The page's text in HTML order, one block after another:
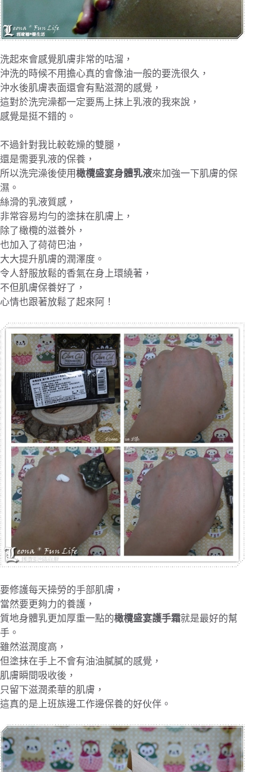
洗起來會感覺肌膚非常的咕溜，
沖洗的時候不用擔心真的會像油一般的要洗很久，
沖水後肌膚表面還會有點滋潤的感覺，
這對於洗完澡都一定要馬上抹上乳液的我來說，
感覺是挺不錯的。
不過針對我比較乾燥的雙腿，
還是需要乳液的保養，
所以洗完澡後使用橄欖盛宴身體乳液來加強一下肌膚的保
濕。
絲滑的乳液質感，
非常容易均勻的塗抹在肌膚上，
除了橄欖的滋養外，
也加入了荷荷巴油，
大大提升肌膚的潤澤度。
令人舒服放鬆的香氣在身上環繞著，
不但肌膚保養好了，
心情也跟著放鬆了起來阿！
要修護每天操勞的手部肌膚，
當然要更夠力的養護，
質地身體乳更加厚重一點的橄欖盛宴護手霜就是最好的幫
手。
雖然滋潤度高，
但塗抹在手上不會有油油膩膩的感覺，
肌膚瞬間吸收後，
只留下滋潤柔華的肌膚，
這真的是上班族邊工作邊保養的好伙伴。